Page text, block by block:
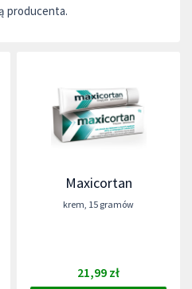
producenta.
Maxicortan
krem, 15 gramów
21,99 zł